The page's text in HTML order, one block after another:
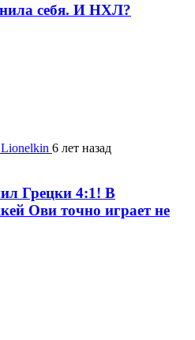
себя. И НХЛ?
Lionelkin 6 лет назад
Грецки 4:1! В
Ови точно играет не